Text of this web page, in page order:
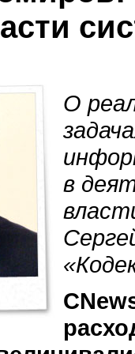
О
в